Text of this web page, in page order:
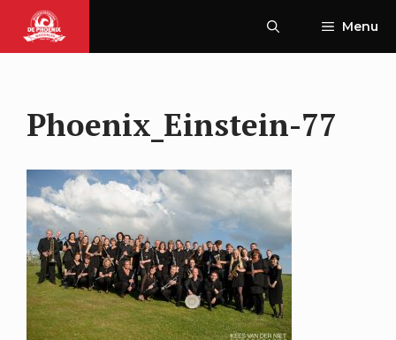
naar
Menu
Phoenix_Einstein-77